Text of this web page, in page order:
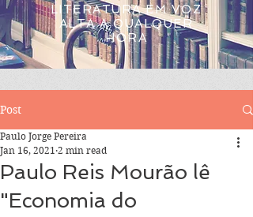
LITERATURA EM VOZ
ALTA A QUALQUER
HORA
Post
Paulo Reis Mourão lê
"Economia do
Paulo Jorge Pereira
Jan 16, 2021 2 min read